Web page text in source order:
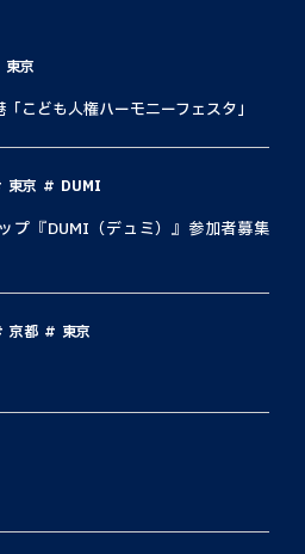
東京
こども人権ハーモニーフェスタ」
東京 DUMI
プ『DUMI（デュミ）』参加者募集
京都 東京